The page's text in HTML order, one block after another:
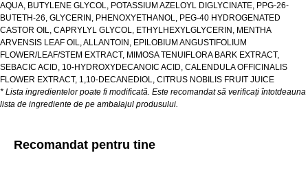
AQUA, BUTYLENE GLYCOL, POTASSIUM AZELOYL DIGLYCINATE, PPG-26-
BUTETH-26, GLYCERIN, PHENOXYETHANOL, PEG-40 HYDROGENATED
CASTOR OIL, CAPRYLYL GLYCOL, ETHYLHEXYLGLYCERIN, MENTHA
ARVENSIS LEAF OIL, ALLANTOIN, EPILOBIUM ANGUSTIFOLIUM
FLOWER/LEAF/STEM EXTRACT, MIMOSA TENUIFLORA BARK EXTRACT,
SEBACIC ACID, 10-HYDROXYDECANOIC ACID, CALENDULA OFFICINALIS
FLOWER EXTRACT, 1,10-DECANEDIOL, CITRUS NOBILIS FRUIT JUICE
* Lista ingredientelor poate fi modificată. Este recomandat să verificați întotdeauna
lista de ingrediente de pe ambalajul produsului.
Recomandat pentru tine